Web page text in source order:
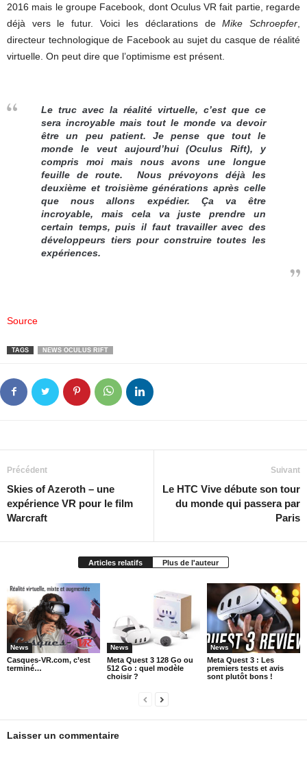
2016 mais le groupe Facebook, dont Oculus VR fait partie, regarde
déjà vers le futur. Voici les déclarations deMike Schroepfer
directeur technologique de Facebook au sujet du casque de réalité
virtuelle. On peut dire que l’optimisme est présent.
Le truc avec la réalité virtuelle, c’est que ce
sera incroyable mais tout le monde va devoir
être un peu patient. Je pense que tout le
monde le veut aujourd’hui (Oculus Rift), y
compris moi mais nous avons une longue
feuille de route. Nous prévoyons déjà les
deuxième et troisième générations après celle
que nous allons expédier. Ça va être
incroyable, mais cela va juste prendre un
certain temps, puis il faut travailler avec des
développeurs tiers pour construire toutes les
expériences.
Source
TAGS NEWS OCULUS RIFT
Précédent
Skies of Azeroth – une
expérience VR pour le film
Warcraft
Suivant
Le HTC Vive débute son tour
du monde qui passera par
Paris
Articles relatifs Plus de l'auteur
News
Casques-VR.com, c’est
terminé…
News
Meta Quest 3 128 Go ou
512 Go : quel modèle
choisir ?
News
Meta Quest 3 : Les
premiers tests et avis
sont plutôt bons !
Laisser un commentaire